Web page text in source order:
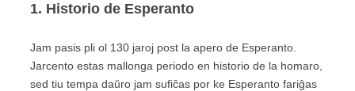
1. Historio de Esperanto
Jam pasis pli ol 130 jaroj post la apero de Esperanto.
Jarcento estas mallonga periodo en historio de la homaro,
sed tiu tempa daŭro jam sufiĉas por ke Esperanto fariĝas